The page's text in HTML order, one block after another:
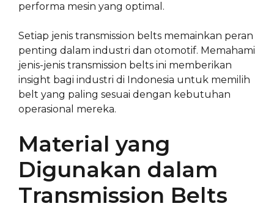
performa mesin yang optimal.
Setiap jenis transmission belts memainkan peran
penting dalam industri dan otomotif. Memahami
jenis-jenis transmission belts ini memberikan
insight bagi industri di Indonesia untuk memilih
belt yang paling sesuai dengan kebutuhan
operasional mereka.
Material yang
Digunakan dalam
Transmission Belts